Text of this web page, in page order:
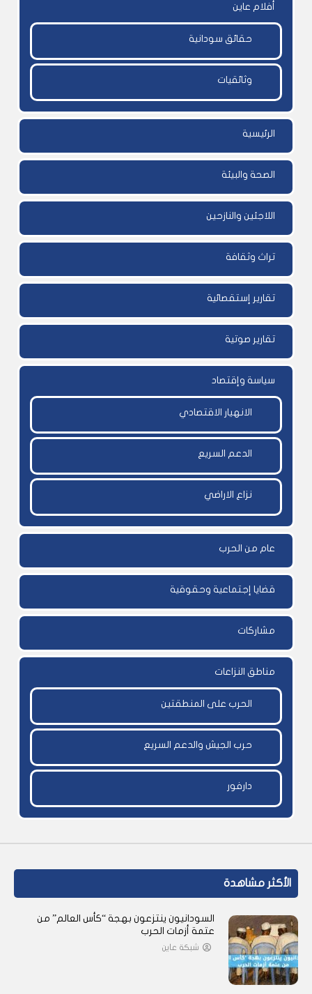
أفلام عاين
حقائق سودانية
وثائقيات
الرئيسية
الصحة والبيئة
اللاجئين والنازحين
تراث وثقافة
تقارير إستقصائية
تقارير صوتية
سياسة وإقتصاد
الانهيار الاقتصادي
الدعم السريع
نزاع الاراضي
عام من الحرب
قضايا إجتماعية وحقوقية
مشاركات
مناطق النزاعات
الحرب على المنطقتين
حرب الجيش والدعم السريع
دارفور
الأكثر مشاهدة
السودانيون ينتزعون بهجة “كأس العالم” من
عتمة أزمات الحرب
شبكة عاين